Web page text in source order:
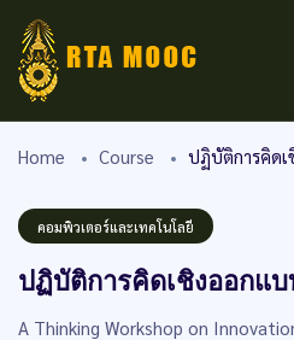
Home Course ปฏิบัติการคิด
คอมพิวเตอร์และเทคโนโลยี
ปฏิบัติการคิดเชิงออกแ
A Thinking Workshop on